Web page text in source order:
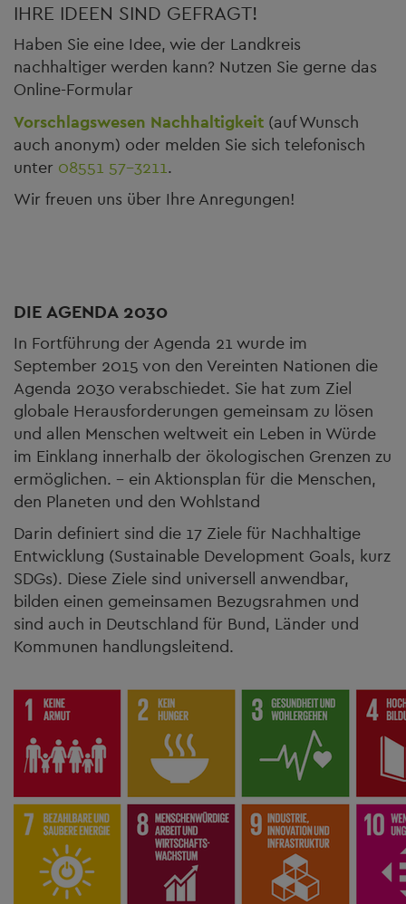
IHRE IDEEN SIND GEFRAGT!
Haben Sie eine Idee, wie der Landkreis
nachhaltiger werden kann? Nutzen Sie gerne das
Online-Formular
Vorschlagswesen Nachhaltigkeit (auf Wunsch
auch anonym) oder melden Sie sich telefonisch
unter 08551 57-3211.
Wir freuen uns über Ihre Anregungen!
DIE AGENDA 2030
In Fortführung der Agenda 21 wurde im
September 2015 von den Vereinten Nationen die
Agenda 2030 verabschiedet. Sie hat zum Ziel
globale Herausforderungen gemeinsam zu lösen
und allen Menschen weltweit ein Leben in Würde
im Einklang innerhalb der ökologischen Grenzen zu
ermöglichen. - ein Aktionsplan für die Menschen,
den Planeten und den Wohlstand
Darin definiert sind die 17 Ziele für Nachhaltige
Entwicklung (Sustainable Development Goals, kurz
SDGs). Diese Ziele sind universell anwendbar,
bilden einen gemeinsamen Bezugsrahmen und
sind auch in Deutschland für Bund, Länder und
Kommunen handlungsleitend.